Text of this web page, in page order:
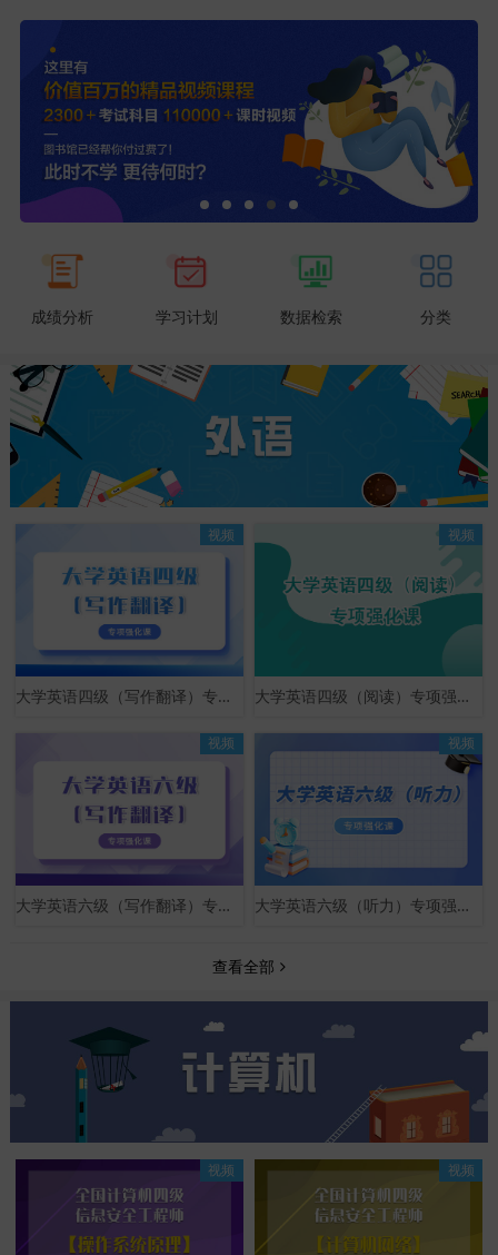
成绩分析 学习计划 数据检索 分类
大学英语四级（写作翻译）专项强化课
视频
大学英语四级（阅读）专项强化课
视频
大学英语六级（写作翻译）专项强化课
视频
大学英语六级（听力）专项强化课
视频
查看全部
视频 视频